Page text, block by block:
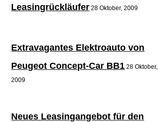
Leasingrückläufer 28 Oktober, 2009
Extravagantes Elektroauto von
Peugeot Concept-Car BB1 28 Oktober,
2009
Neues Leasingangebot für den